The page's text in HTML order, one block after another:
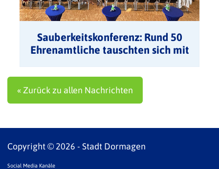
Sauberkeitskonferenz: Rund 50
Ehrenamtliche tauschten sich mit
« Zurück zu allen Nachrichten
Copyright © 2026 - Stadt Dormagen
Social Media Kanäle